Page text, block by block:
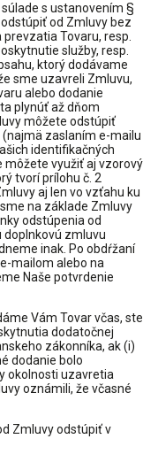
s ustanovením §
od Zmluvy bez
Tovaru, resp.
služby, resp.
ktorý dodávame
sme uzavreli Zmluvu,
alebo dodanie
plynúť až dňom
môžete odstúpiť
zaslaním e-mailu
identifikačných
môžete využiť aj vzorový
tvorí prílohu č. 2
aj len vo vzťahu ku
na základe Zmluvy
odstúpenia od
doplnkovú zmluvu
inak. Po obdŕžaní
mailom alebo na
Naše potvrdenie
Vám Tovar včas, ste
dodatočnej
zákonníka, ak (i)
dodanie bolo
okolnosti uzavretia
oznámili, že včasné
Zmluvy odstúpiť v